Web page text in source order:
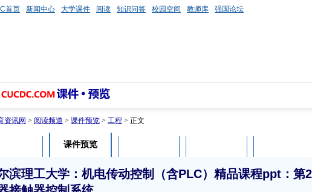
首页 新闻中心 大学课件 阅读 知识问答 校园空间 教师库 强国论坛
资讯网 > 阅读频道 > 课件预览 > 工程 > 正文
课件预览
滨理工大学：机电传动控制（含PLC）精品课程ppt：第